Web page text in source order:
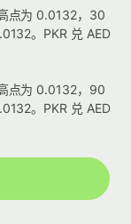
点为 0.0132，30
。PKR 兑 AED
点为 0.0132，90
。PKR 兑 AED